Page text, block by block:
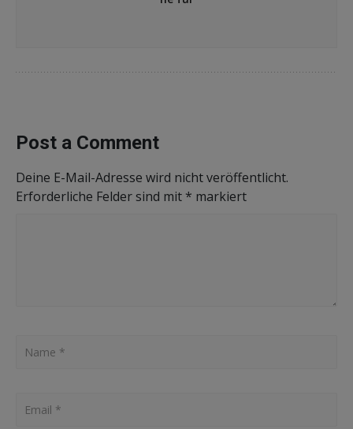
r
Post a Comment
Deine E-Mail-Adresse wird nicht veröffentlicht.
Erforderliche Felder sind mit * markiert